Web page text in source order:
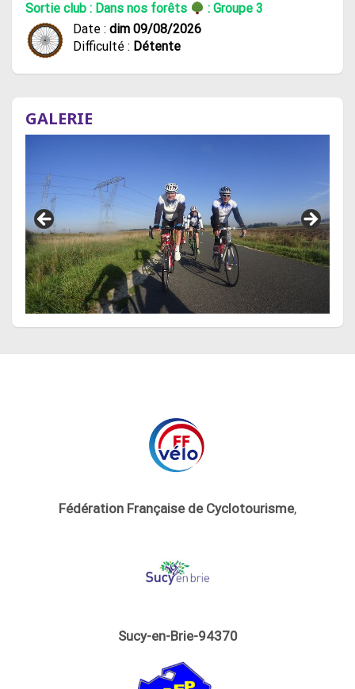
Sortie club : Dans nos forêts
: Groupe 3
Date : dim 09/08/2026
Difficulté : Détente
GALERIE
Fédération Française de Cyclotourisme,
Sucy-en-Brie-94370